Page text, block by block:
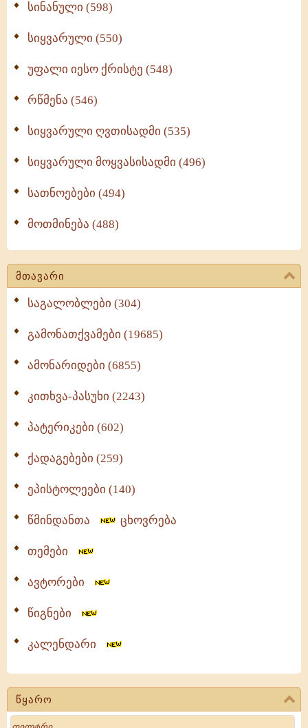
სინანული (598)
სიყვარული (550)
უფალი იესო ქრისტე (548)
რწმენა (546)
სიყვარული ღვთისადმი (535)
სიყვარული მოყვასისადმი (496)
სათნოებები (494)
მოთმინება (488)
მთავარი
საგალობლები (304)
გამონათქვამები (19685)
ამონარიდები (6855)
კითხვა-პასუხი (2243)
პატერიკები (602)
ქადაგებები (259)
ეპისტოლეები (140)
წმინდანთა ცხოვრება
თემები
ავტორები
წიგნები
კალენდარი
წყარო
Search